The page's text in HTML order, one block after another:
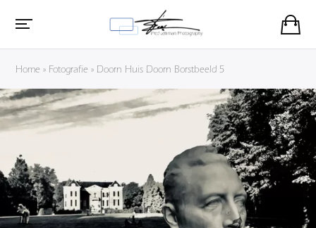
Home » Fotografie » Doorn Huis Doorn Borstbeeld 5